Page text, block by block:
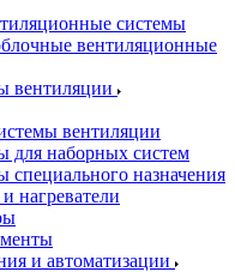
системы
вентиляционные
вентиляции
вентиляции
для наборных систем
специального назначения
нагреватели
и автоматизации